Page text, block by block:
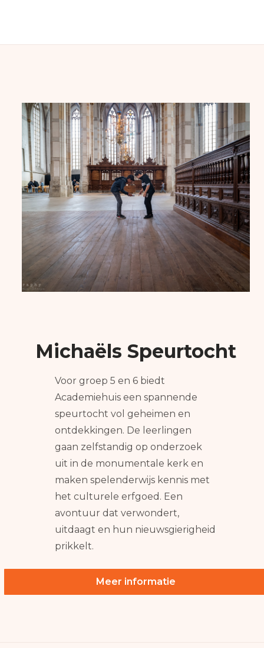
Michaëls Speurtocht
Voor groep 5 en 6 biedt
Academiehuis een spannende
speurtocht vol geheimen en
ontdekkingen. De leerlingen
gaan zelfstandig op onderzoek
uit in de monumentale kerk en
maken spelenderwijs kennis met
het culturele erfgoed. Een
avontuur dat verwondert,
uitdaagt en hun nieuwsgierigheid
prikkelt.
Meer informatie